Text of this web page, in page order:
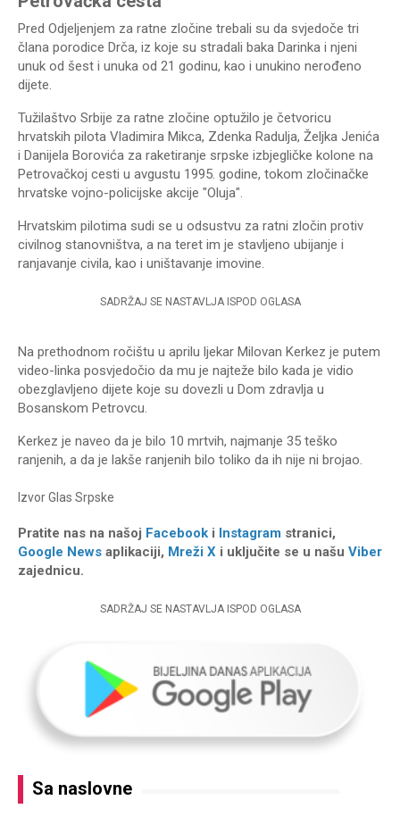
Pred Odjeljenjem za ratne zločine trebali su da svjedoče tri
člana porodice Drča, iz koje su stradali baka Darinka i njeni
unuk od šest i unuka od 21 godinu, kao i unukino nerođeno
dijete.
Tužilaštvo Srbije za ratne zločine optužilo je četvoricu
hrvatskih pilota Vladimira Mikca, Zdenka Radulja, Željka Jenića
i Danijela Borovića za raketiranje srpske izbjegličke kolone na
Petrovačkoj cesti u avgustu 1995. godine, tokom zločinačke
hrvatske vojno-policijske akcije "Oluja".
Hrvatskim pilotima sudi se u odsustvu za ratni zločin protiv
civilnog stanovništva, a na teret im je stavljeno ubijanje i
ranjavanje civila, kao i uništavanje imovine.
SADRŽAJ SE NASTAVLJA ISPOD OGLASA
Na prethodnom ročištu u aprilu ljekar Milovan Kerkez je putem
video-linka posvjedočio da mu je najteže bilo kada je vidio
obezglavljeno dijete koje su dovezli u Dom zdravlja u
Bosanskom Petrovcu.
Kerkez je naveo da je bilo 10 mrtvih, najmanje 35 teško
ranjenih, a da je lakše ranjenih bilo toliko da ih nije ni brojao.
IzvorGlas Srpske
Pratite nas na našoj Facebook i Instagram stranici,
Google News aplikaciji, Mreži X i uključite se u našu Viber
zajednicu.
SADRŽAJ SE NASTAVLJA ISPOD OGLASA
Sa naslovne